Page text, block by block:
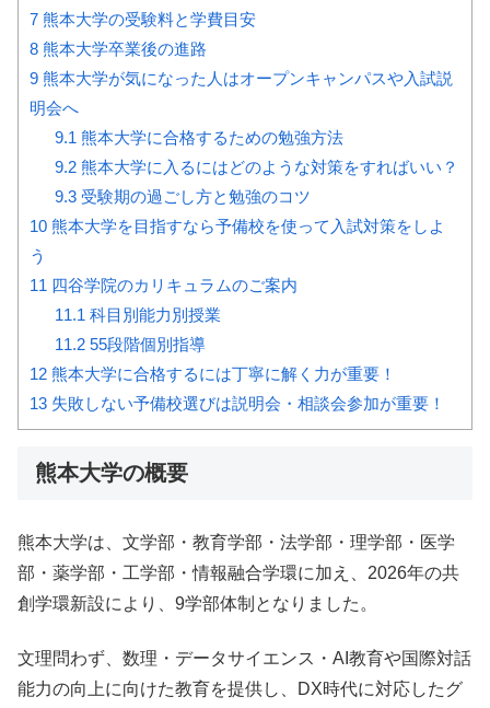
7 熊本大学の受験料と学費目安
8 熊本大学卒業後の進路
9 熊本大学が気になった人はオープンキャンパスや入試説
明会へ
9.1 熊本大学に合格するための勉強方法
9.2熊本大学に入るにはどのような対策をすればいい？
9.3受験期の過ごし方と勉強のコツ
10 熊本大学を目指すなら予備校を使って入試対策をしよ
う
11 四谷学院のカリキュラムのご案内
11.1 科目別能力別授業
11.255段階個別指導
12 熊本大学に合格するには丁寧に解く力が重要！
13 失敗しない予備校選びは説明会・相談会参加が重要！
熊本大学の概要
熊本大学は、文学部・教育学部・法学部・理学部・医学
部・薬学部・工学部・情報融合学環に加え、2026年の共
創学環新設により、9学部体制となりました。
文理問わず、数理・データサイエンス・AI教育や国際対話
能力の向上に向けた教育を提供し、DX時代に対応したグ